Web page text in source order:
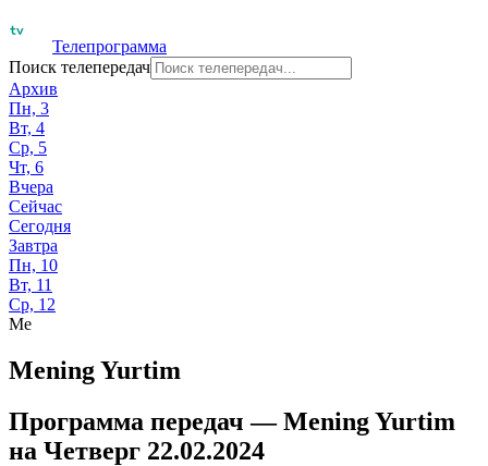
Телепрограмма
Поиск телепередач
Архив
Пн, 3
Вт, 4
Ср, 5
Чт, 6
Вчера
Сейчас
Сегодня
Завтра
Пн, 10
Вт, 11
Ср, 12
Me
Mening Yurtim
Программа передач —Mening Yurtim
на Четверг 22.02.2024